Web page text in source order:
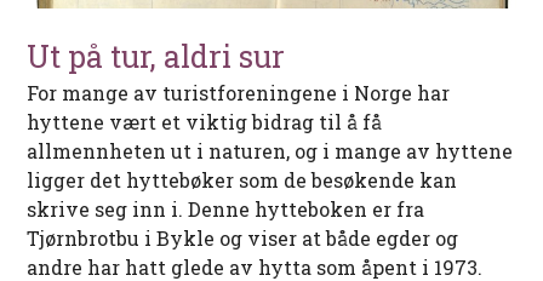
Ut på tur, aldri sur
For mange av turistforeningene i Norge har
hyttene vært et viktig bidrag til å få
allmennheten ut i naturen, og i mange av hyttene
ligger det hyttebøker som de besøkende kan
skrive seg inn i. Denne hytteboken er fra
Tjørnbrotbu i Bykle og viser at både egder og
andre har hatt glede av hytta som åpent i 1973.